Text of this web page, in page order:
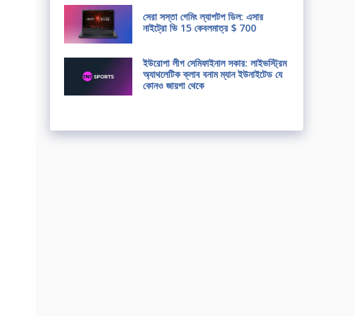
সেরা সস্তা গেমিং ল্যাপটপ ডিল: এসার
নাইট্রো ভি 15 কেবলমাত্র $ 700
ইউরোপা লীগ সেমিফাইনাল সকার: লাইভস্ট্রিম
অ্যাথলেটিক ক্লাব বনাম ম্যান ইউনাইটেড যে
কোনও জায়গা থেকে